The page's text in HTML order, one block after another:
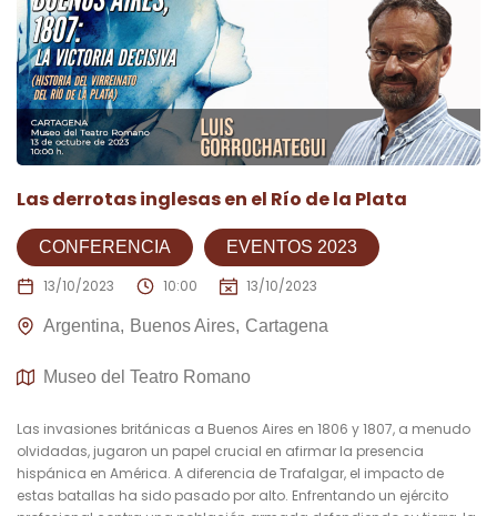
Las derrotas inglesas en el Río de la Plata
CONFERENCIA EVENTOS 2023
13/10/2023 10:00 13/10/2023
Argentina Buenos Aires Cartagena
Museo del Teatro Romano
Las invasiones británicas a Buenos Aires en 1806 y 1807, a menudo
olvidadas, jugaron un papel crucial en afirmar la presencia
hispánica en América. A diferencia de Trafalgar, el impacto de
estas batallas ha sido pasado por alto. Enfrentando un ejército